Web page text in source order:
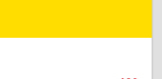
Щелково г, Городской